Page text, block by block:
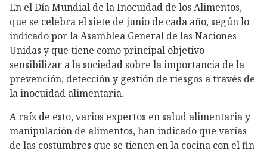
En el Día Mundial de la Inocuidad de los Alimentos,
que se celebra el siete de junio de cada año, según lo
indicado por la Asamblea General de las Naciones
Unidas y que tiene como principal objetivo
sensibilizar a la sociedad sobre la importancia de la
prevención, detección y gestión de riesgos a través de
la inocuidad alimentaria.
A raíz de esto, varios expertos en salud alimentaria y
manipulación de alimentos, han indicado que varías
de las costumbres que se tienen en la cocina con el fin